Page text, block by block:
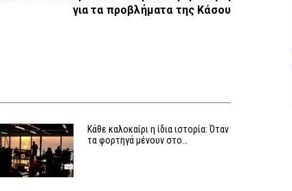
για τα προβλήματα της Κάσου
Κάθε καλοκαίρι η ίδια ιστορία: Όταν
τα φορτηγά μένουν στο…